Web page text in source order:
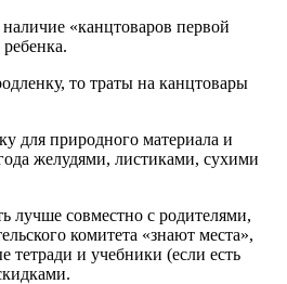
«канцтоваров первой
то траты на канцтовары
для природного материала и
желудями, листиками, сухими
лучше совместно с родителями,
комитета «знают места»,
тетради и учебники (если есть